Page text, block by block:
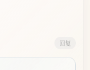
回复